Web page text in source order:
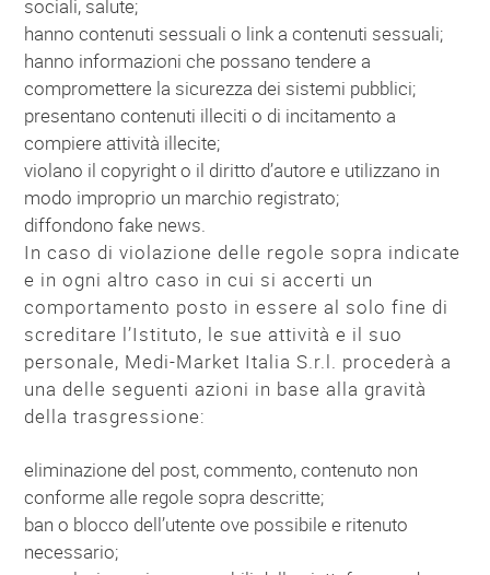
sociali, salute;
hanno contenuti sessuali o link a contenuti sessuali;
hanno informazioni che possano tendere a
compromettere la sicurezza dei sistemi pubblici;
presentano contenuti illeciti o di incitamento a
compiere attività illecite;
violano il copyright o il diritto d’autore e utilizzano in
modo improprio un marchio registrato;
diffondono fake news.
In caso di violazione delle regole sopra indicate
e in ogni altro caso in cui si accerti un
comportamento posto in essere al solo fine di
screditare l’Istituto, le sue attività e il suo
personale, Medi-Market Italia S.r.l. procederà a
una delle seguenti azioni in base alla gravità
della trasgressione:
eliminazione del post, commento, contenuto non
conforme alle regole sopra descritte;
ban o blocco dell’utente ove possibile e ritenuto
necessario;